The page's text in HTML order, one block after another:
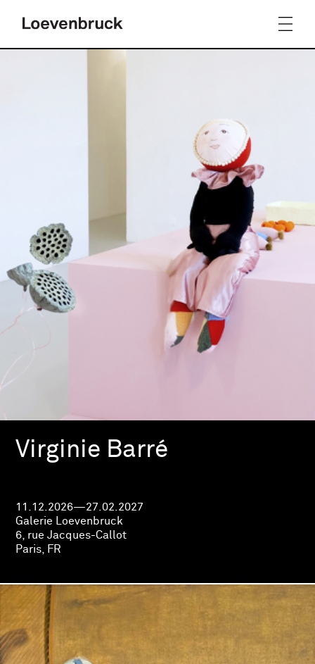
Virginie Barré
11.12.2026—27.02.2027
Galerie Loevenbruck
6, rue Jacques-Callot
Paris, FR